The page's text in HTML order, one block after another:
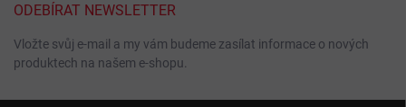
ODEBÍRAT NEWSLETTER
Vložte svůj e-mail a my vám budeme zasílat informace o nových
produktech na našem e-shopu.